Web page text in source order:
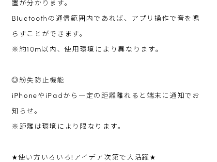
置が分かります。
Bluetoothの通信範囲内であれば、アプリ操作で音を鳴
らすことができます。
※約10m以内、使用環境により異なります。
◎紛失防止機能
iPhoneやiPadから一定の距離離れると端末に通知でお
知らせ。
※距離は環境により限なります。
★使い方いろいろ!アイデア次第で大活躍★